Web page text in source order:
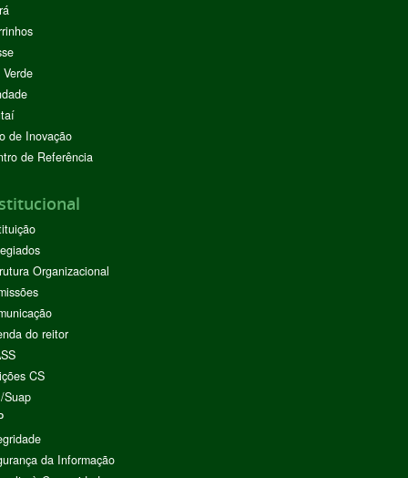
de Inovação
de Referência
Organizacional
do reitor
CS
Suap
da Informação